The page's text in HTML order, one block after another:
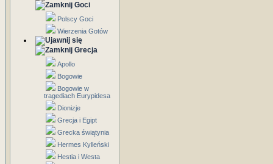
Goci
Polscy Goci
Wierzenia Gotów
Grecja
Apollo
Bogowie
Bogowie w
tragediach Eurypidesa
Dionizje
Grecja i Egipt
Grecka świątynia
Hermes Kylleński
Hestia i Westa